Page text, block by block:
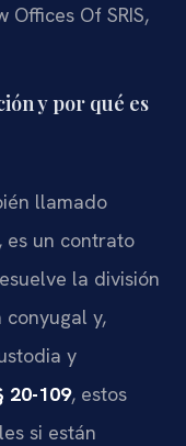
Offices Of SRIS,
y por qué es
llamado
es un contrato
la división
conyugal y,
y
20-109, estos
si están